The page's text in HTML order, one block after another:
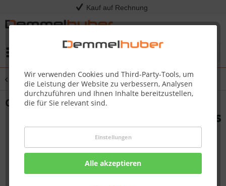
Kauf auf Rechnung
Wir verwenden Cookies und Third-Party-Tools, um
die Leistung der Website zu verbessern, Analysen
durchzuführen und Ihnen Inhalte bereitzustellen,
die für Sie relevant sind.
Einstellungen
Alle akzeptieren
Übersicht Saunahaus
Gartensauna SARAH 3,95 x 3,66 m